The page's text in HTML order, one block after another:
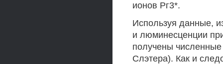
ионов Рг3*.
Используя данные,
и люминесценции
получены
Слэтера). Как и